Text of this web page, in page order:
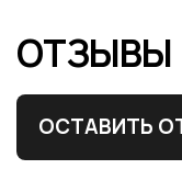
ОТЗЫВЫ
ОСТАВИТЬ